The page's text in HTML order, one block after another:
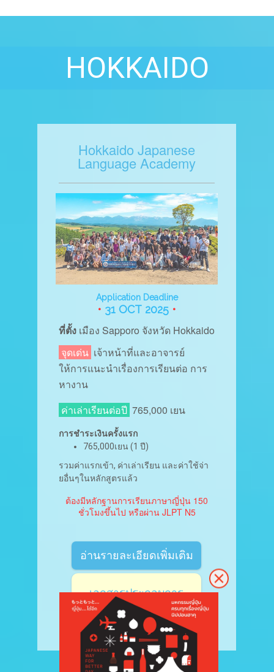
HOKKAIDO
Hokkaido Japanese
Language Academy
Application Deadline
• 31 OCT 2025 •
ที่ตั้ง เมือง Sapporo จังหวัด Hokkaido
จุดเด่น เจ้าหน้าที่และอาจารย์
ให้การแนะนำเรื่องการเรียนต่อ การ
หางาน
ค่าเล่าเรียนต่อปี 765,000 เยน
การชำระเงินครั้งแรก
765,000เยน (1 ปี)
รวมค่าแรกเข้า, ค่าเล่าเรียน และค่าใช้จ่า
ยอื่นๆในหลักสูตรแล้ว
ต้องมีหลักฐานการเรียนภาษาญี่ปุ่น 150
ชั่วโมงขึ้นไป หรือผ่าน JLPT N5
อ่านรายละเอียดเพิ่มเติม
เอกสารประกอบการ
สมัคร